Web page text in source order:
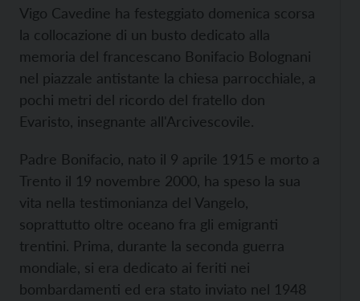
Vigo Cavedine ha festeggiato domenica scorsa
la collocazione di un busto dedicato alla
memoria del francescano Bonifacio Bolognani
nel piazzale antistante la chiesa parrocchiale, a
pochi metri del ricordo del fratello don
Evaristo, insegnante all'Arcivescovile.
Padre Bonifacio, nato il 9 aprile 1915 e morto a
Trento il 19 novembre 2000, ha speso la sua
vita nella testimonianza del Vangelo,
soprattutto oltre oceano fra gli emigranti
trentini. Prima, durante la seconda guerra
mondiale, si era dedicato ai feriti nei
bombardamenti ed era stato inviato nel 1948